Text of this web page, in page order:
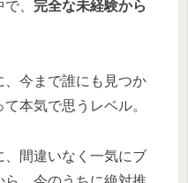
、 完全な未経験から
、今まで誰にも見つか
本気で思うレベル。
、間違いなく一気にブ